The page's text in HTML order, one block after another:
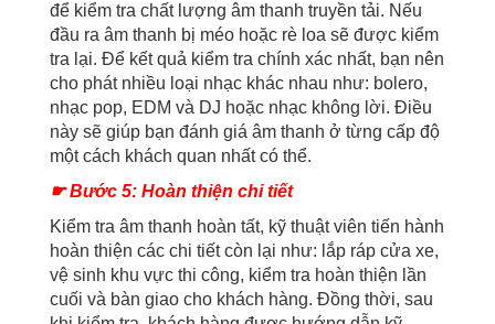
để kiểm tra chất lượng âm thanh truyền tải. Nếu
đầu ra âm thanh bị méo hoặc rè loa sẽ được kiểm
tra lại. Để kết quả kiểm tra chính xác nhất, bạn nên
cho phát nhiều loại nhạc khác nhau như: bolero,
nhạc pop, EDM và DJ hoặc nhạc không lời. Điều
này sẽ giúp bạn đánh giá âm thanh ở từng cấp độ
một cách khách quan nhất có thể.
☛ Bước 5: Hoàn thiện chi tiết
Kiểm tra âm thanh hoàn tất, kỹ thuật viên tiến hành
hoàn thiện các chi tiết còn lại như: lắp ráp cửa xe,
vệ sinh khu vực thi công, kiểm tra hoàn thiện lần
cuối và bàn giao cho khách hàng. Đồng thời, sau